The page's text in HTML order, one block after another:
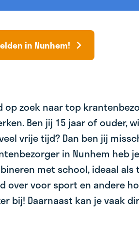
in Nunhem!
op zoek naar top
Ben jij 15 jaar of ouder,
vrije tijd? Dan ben jij
in Nunhem heb
met school, ideaal als
over voor sport en andere
bij! Daarnaast kan je vaak